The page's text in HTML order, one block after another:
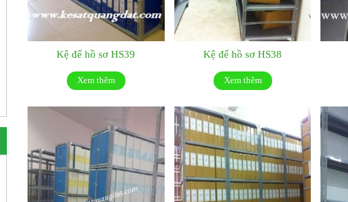
Kệ để hồ sơ HS39
Xem thêm
Kệ để hồ sơ HS38
Xem thêm